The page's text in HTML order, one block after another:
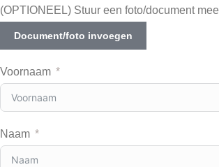
(OPTIONEEL) Stuur een foto/document mee
Document/foto invoegen
Voornaam
Naam